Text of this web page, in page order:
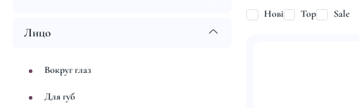
Нові Top Sale
Лицо
Вокруг глаз
Для губ